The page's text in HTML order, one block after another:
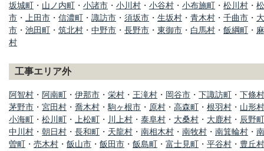
坂城町 ・ 山ノ内町 ・ 小諸市 ・ 小川村 ・ 小谷村 ・ 小布施町 ・ 松川村 ・
市 ・ 上田市 ・ 信濃町 ・ 諏訪市 ・ 須坂市 ・ 生坂村 ・ 青木村 ・ 千曲市 ・
市 ・ 池田町 ・ 筑北村 ・ 中野市 ・ 長野市 ・ 東御市 ・ 白馬村 ・ 飯綱町 ・
村
工事エリア外
阿智村 ・ 阿南町 ・ 伊那市 ・ 栄村 ・ 王滝村 ・ 岡谷市 ・ 下諏訪町 ・ 下條村
茅野市 ・ 宮田村 ・ 喬木村 ・ 駒ヶ根市 ・ 原村 ・ 高森町 ・ 根羽村 ・ 山形村
小海町 ・ 松川町 ・ 上松町 ・ 川上村 ・ 泰阜村 ・ 大桑村 ・ 大鹿村 ・ 辰野町
中川村 ・ 朝日村 ・ 長和町 ・ 天龍村 ・ 南相木村 ・ 南牧村 ・ 南箕輪村 ・
曽町 ・ 売木村 ・ 飯山市 ・ 飯田市 ・ 飯島町 ・ 富士見町 ・ 平谷村 ・ 豊丘村